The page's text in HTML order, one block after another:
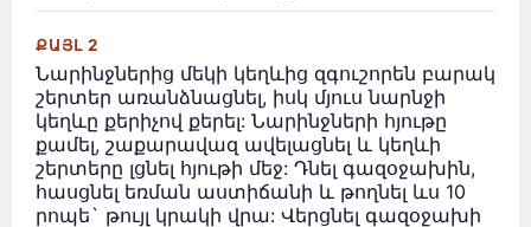
ՔԱՅԼ 2
Նարինջներից մեկի կեղևից զգուշորեն բարակ
շերտեր առանձնացնել, իսկ մյուս նարնջի
կեղևը քերիչով քերել: Նարինջների հյութը
քամել, շաքարավազ ավելացնել և կեղևի
շերտերը լցնել հյութի մեջ: Դնել գազօջախին,
հասցնել եռման աստիճանի և թողնել ևս 10
րոպե` թույլ կրակի վրա: Վերցնել գազօջախի